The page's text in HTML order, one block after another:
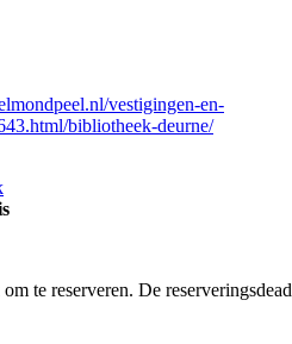
vestigingen-en-
bibliotheek-deurne/
te reserveren. De